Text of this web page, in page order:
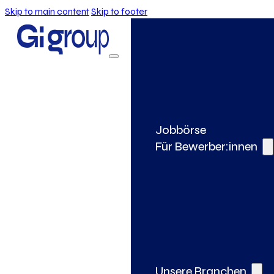
Skip to main contentSkip to footer
Jobbörse
Für Bewerber:innen